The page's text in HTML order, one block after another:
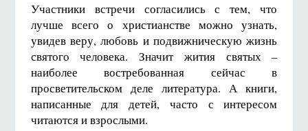
Участники встречи согласились с тем, что
лучше всего о христианстве можно узнать,
увидев веру, любовь и подвижническую жизнь
святого человека. Значит жития святых –
наиболее востребованная сейчас в
просветительском деле литература. А книги,
написанные для детей, часто с интересом
читаются и взрослыми.